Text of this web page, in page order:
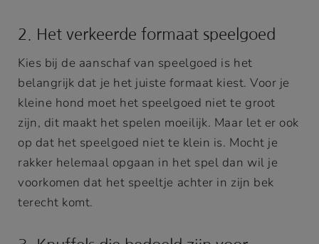
2. Het verkeerde formaat speelgoed
Kies bij de aanschaf van speelgoed is het
belangrijk dat je het juiste formaat kiest. Voor je
kleine hond moet het speelgoed niet te groot
zijn, dit maakt het spelen moeilijk. Maar let er ook
op dat het speelgoed niet te klein is. Mocht je
rakker helemaal opgaan in het spel dan wil je
voorkomen dat het speeltje achter in zijn bek
terecht komt.